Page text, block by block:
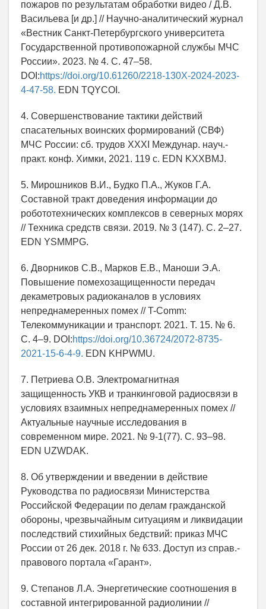
пожаров по результатам обработки видео / Д.В.
Васильева [и др.] // Научно-аналитический журнал
«Вестник Санкт-Петербургского университета
Государственной противопожарной службы МЧС
России». 2023. № 4. С. 47–58.
DOI:https://doi.org/10.61260/2218-130X-2024-2023-
4-47-58. EDN TQYCOI.
4. Совершенствование тактики действий
спасательных воинских формирований (СВФ)
МЧС России: сб. трудов ХХXI Междунар. науч.-
практ. конф. Химки, 2021. 119 с. EDN KXXBMJ.
5. Мирошников В.И., Будко П.А., Жуков Г.А.
Составной тракт доведения информации до
робототехнических комплексов в северных морях
// Техника средств связи. 2019. № 3 (147). С. 2–27.
EDN YSMMPG.
6. Дворников С.В., Марков Е.В., Маноши Э.А.
Повышение помехозащищенности передач
декаметровых радиоканалов в условиях
непреднамеренных помех // T-Comm:
Телекоммуникации и транспорт. 2021. Т. 15. № 6.
С. 4–9. DOI:https://doi.org/10.36724/2072-8735-
2021-15-6-4-9. EDN KHPWMU.
7. Петриева О.В. Электромагнитная
защищенность УКВ и транкинговой радиосвязи в
условиях взаимных непреднамеренных помех //
Актуальные научные исследования в
современном мире. 2021. № 9-1(77). С. 93–98.
EDN UZWDAK.
8. Об утверждении и введении в действие
Руководства по радиосвязи Министерства
Российской Федерации по делам гражданской
обороны, чрезвычайным ситуациям и ликвидации
последствий стихийных бедствий: приказ МЧС
России от 26 дек. 2018 г. № 633. Доступ из справ.-
правового портала «Гарант».
9. Степанов Л.А. Энергетические соотношения в
составной интегрированной радиолинии //